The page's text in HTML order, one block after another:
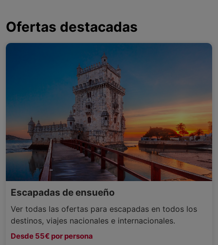
Ofertas destacadas
Escapadas de ensueño
Ver todas las ofertas para escapadas en todos los
destinos, viajes nacionales e internacionales.
Desde 55€ por persona